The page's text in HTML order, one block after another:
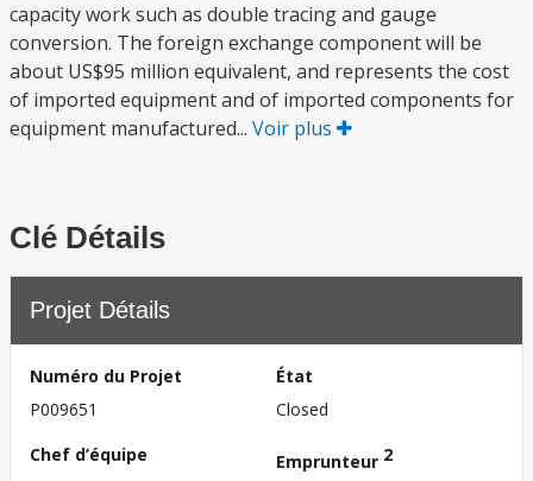
capacity work such as double tracing and gauge
conversion. The foreign exchange component will be
about US$95 million equivalent, and represents the cost
of imported equipment and of imported components for
equipment manufactured... Voir plus
Clé Détails
Projet Détails
Numéro du Projet
P009651
État
Closed
Chef d’équipe
Emprunteur 2